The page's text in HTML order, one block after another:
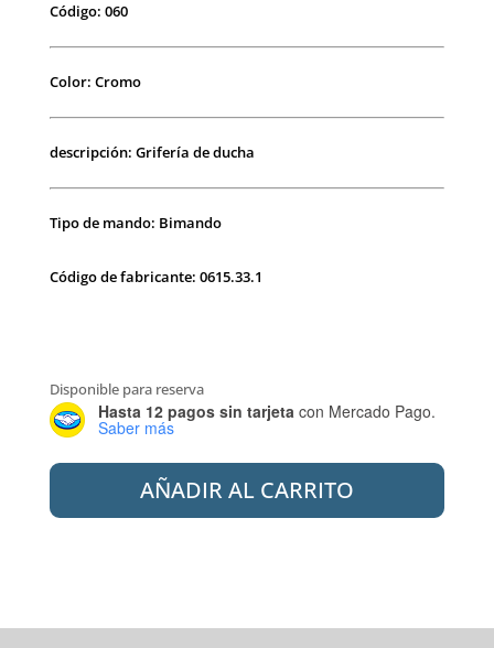
Código: 060
Color: Cromo
descripción: Grifería de ducha
Tipo de mando: Bimando
Código de fabricante: 0615.33.1
Disponible para reserva
Hasta 12 pagos sin tarjetacon Mercado Pago.
Saber más
ANDEZ
0615.33.1.04.04
DUCHA
AÑADIR AL CARRITO